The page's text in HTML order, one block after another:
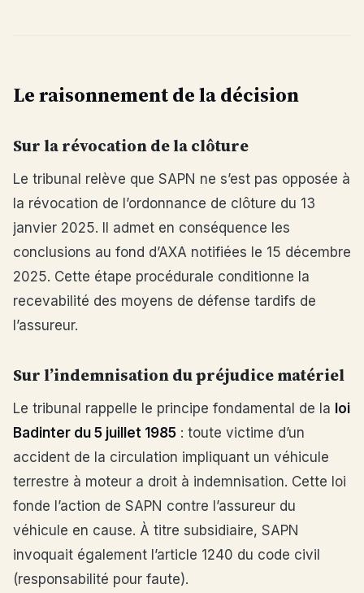
Le raisonnement de la décision
Sur la révocation de la clôture
Le tribunal relève que SAPN ne s’est pas opposée à
la révocation de l’ordonnance de clôture du 13
janvier 2025. Il admet en conséquence les
conclusions au fond d’AXA notifiées le 15 décembre
2025. Cette étape procédurale conditionne la
recevabilité des moyens de défense tardifs de
l’assureur.
Sur l’indemnisation du préjudice matériel
Le tribunal rappelle le principe fondamental de la loi
Badinter du 5 juillet 1985 : toute victime d’un
accident de la circulation impliquant un véhicule
terrestre à moteur a droit à indemnisation. Cette loi
fonde l’action de SAPN contre l’assureur du
véhicule en cause. À titre subsidiaire, SAPN
invoquait également l’article 1240 du code civil
(responsabilité pour faute).